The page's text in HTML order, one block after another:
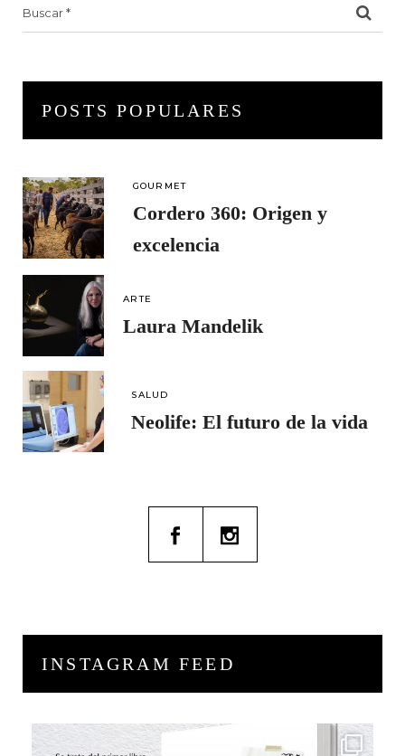
POSTS POPULARES
GOURMET
Cordero 360: Origen y
excelencia
ARTE
Laura Mandelik
SALUD
Neolife: El futuro de la vida
INSTAGRAM FEED